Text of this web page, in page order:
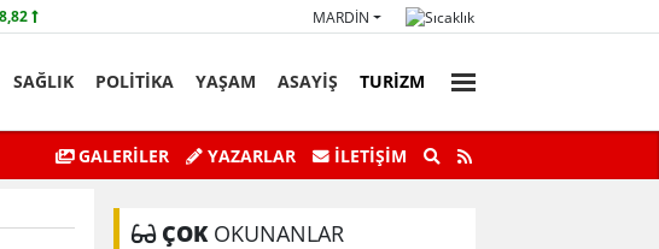
MARDIN
SAĞLIK POLİTİKA YAŞAM ASAYİŞ TURİZM
Ceza İnfaz Personeli Günü’ne Özel Satranç
Turnuvası
GALERİLER YAZARLAR İLETIŞIM
ÇOKOKUNANLAR